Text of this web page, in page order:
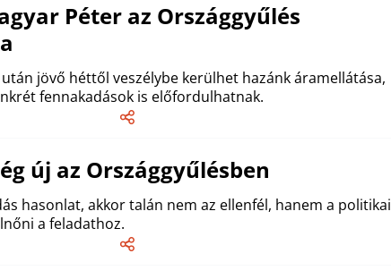
Péter az Országgyűlés
jövő héttől veszélybe kerülhet hazánk áramellátása,
fennakadások is előfordulhatnak.
új az Országgyűlésben
hasonlat, akkor talán nem az ellenfél, hanem a politikai
a feladathoz.